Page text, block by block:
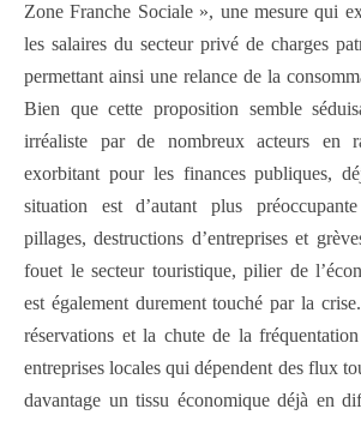
Zone Franche Sociale », une mesure qui
les salaires du secteur privé de charges
permettant ainsi une relance de la
Bien que cette proposition semble
irréaliste par de nombreux acteurs en
exorbitant pour les finances publiques,
situation est d’autant plus
pillages, destructions d’entreprises et
fouet le secteur touristique, pilier de
est également durement touché par la
réservations et la chute de la
entreprises locales qui dépendent des flux
davantage un tissu économique déjà en